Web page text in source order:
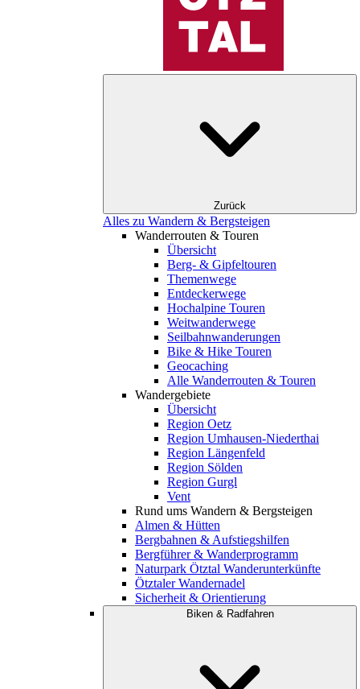
Zurück
Alles zu Wandern & Bergsteigen
Wanderrouten & Touren
Übersicht
Berg- & Gipfeltouren
Themenwege
Entdeckerwege
Hochalpine Touren
Weitwanderwege
Seilbahnwanderungen
Bike & Hike Touren
Geocaching
Alle Wanderrouten & Touren
Wandergebiete
Übersicht
Region Oetz
Region Umhausen-Niederthai
Region Längenfeld
Region Sölden
Region Gurgl
Vent
Rund ums Wandern & Bergsteigen
Almen & Hütten
Bergbahnen & Aufstiegshilfen
Bergführer & Wanderprogramm
Naturpark Ötztal Wanderunterkünfte
Ötztaler Wandernadel
Sicherheit & Orientierung
Biken & Radfahren